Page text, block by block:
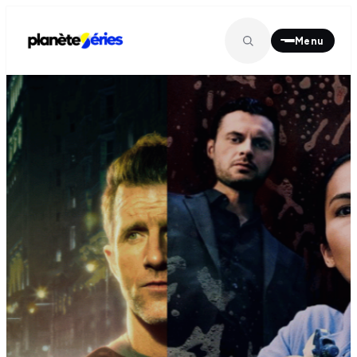
Menu
MENU PRINCIPAL
À la une
Séries
Films